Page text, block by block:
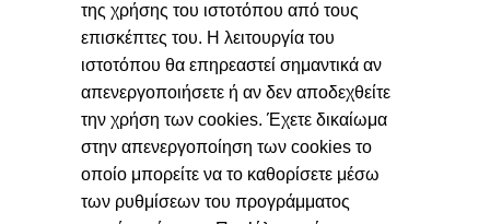
της χρήσης του ιστοτόπου από τους
επισκέπτες του. Η λειτουργία του
ιστοτόπου θα επηρεαστεί σημαντικά αν
απενεργοποιήσετε ή αν δεν αποδεχθείτε
την χρήση των cookies. Έχετε δικαίωμα
στην απενεργοποίηση των cookies το
οποίο μπορείτε να το καθορίσετε μέσω
των ρυθμίσεων του προγράμματος